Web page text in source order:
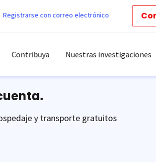
Registrarse con correo electrónico
Contribuya Nuestras investigaciones
y transporte gratuitos